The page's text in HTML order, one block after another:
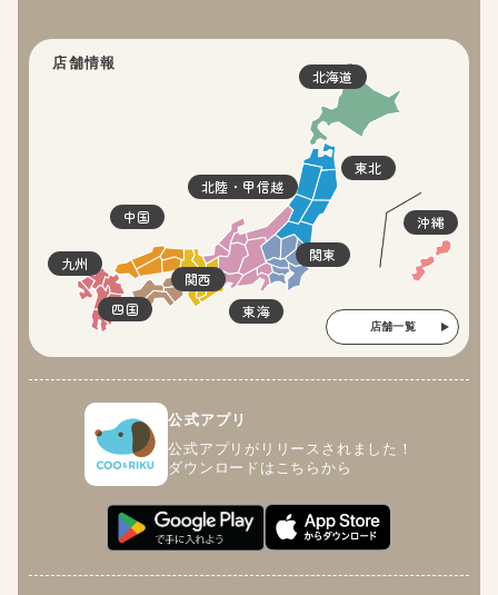
店舗情報
北海道
東北
関東
北陸・甲信越
東海
関西
四国
中国
九州
沖縄
店舗一覧
公式アプリ
公式アプリがリリースされました！
ダウンロードはこちらから